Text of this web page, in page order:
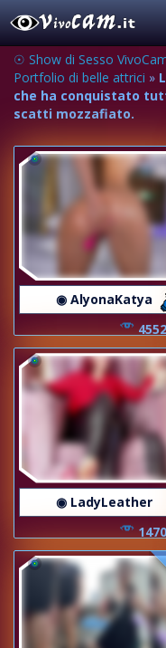
☉ Show di Sesso
Portfolio di belle attrici »
che ha conquistato
scatti mozzafiato.
◉ AlyonaKatya
4552
◉ LadyLeather
1470